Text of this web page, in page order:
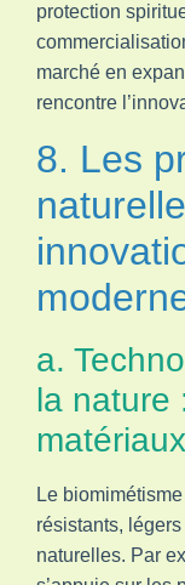
protection
marché en
rencontre
8. Les
a.
la nature
Le
résistants,
naturelles. Par